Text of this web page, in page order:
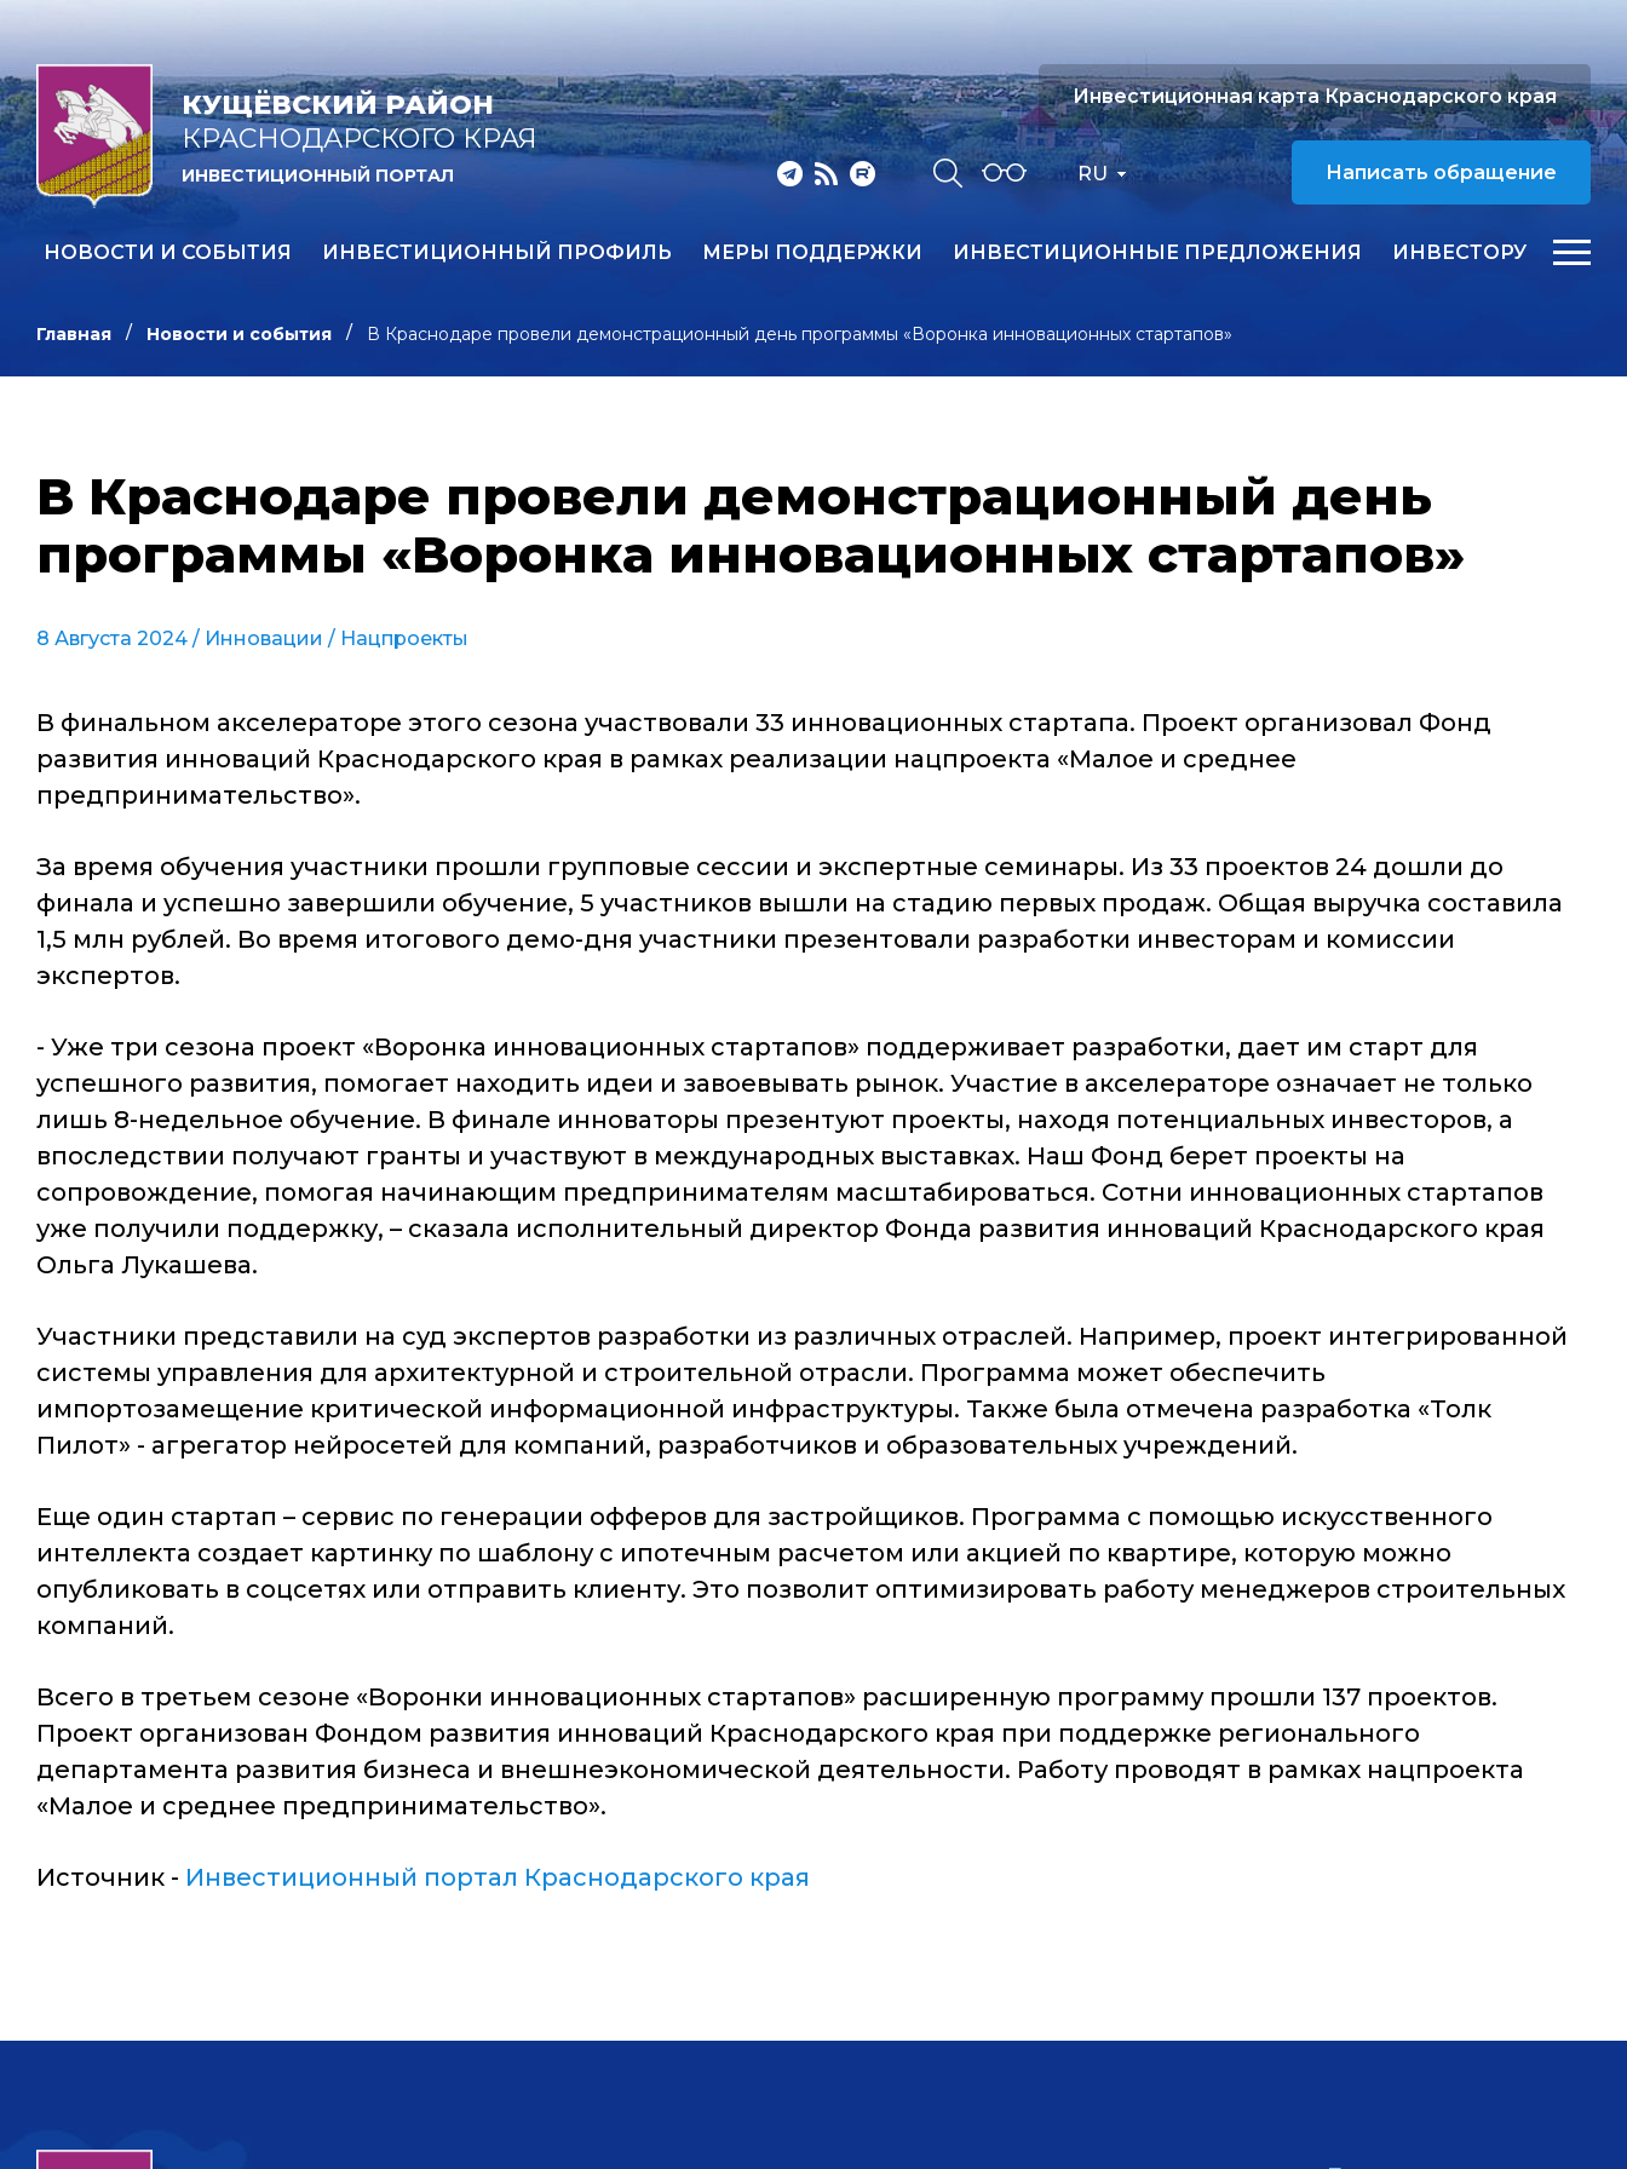
КУЩЁВСКИЙ РАЙОН
КРАСНОДАРСКОГО КРАЯ
ИНВЕСТИЦИОННЫЙ ПОРТАЛ RU
Инвестиционная карта Краснодарского края
Написать обращение
НОВОСТИ И СОБЫТИЯ ИНВЕСТИЦИОННЫЙ ПРОФИЛЬ МЕРЫ ПОДДЕРЖКИ ИНВЕСТИЦИОННЫЕ ПРЕДЛОЖЕНИЯ ИНВЕСТОРУ
Главная Новости и события В Краснодаре провели демонстрационный день программы «Воронка инновационных стартапов»
В Краснодаре провели демонстрационный день
программы «Воронка инновационных стартапов»
8 Августа 2024 / Инновации / Нацпроекты
В финальном акселераторе этого сезона участвовали 33 инновационных стартапа. Проект организовал Фонд
развития инноваций Краснодарского края в рамках реализации нацпроекта «Малое и среднее
предпринимательство».
За время обучения участники прошли групповые сессии и экспертные семинары. Из 33 проектов 24 дошли до
финала и успешно завершили обучение, 5 участников вышли на стадию первых продаж. Общая выручка составила
1,5 млн рублей. Во время итогового демо-дня участники презентовали разработки инвесторам и комиссии
экспертов.
- Уже три сезона проект «Воронка инновационных стартапов» поддерживает разработки, дает им старт для
успешного развития, помогает находить идеи и завоевывать рынок. Участие в акселераторе означает не только
лишь 8-недельное обучение. В финале инноваторы презентуют проекты, находя потенциальных инвесторов, а
впоследствии получают гранты и участвуют в международных выставках. Наш Фонд берет проекты на
сопровождение, помогая начинающим предпринимателям масштабироваться. Сотни инновационных стартапов
уже получили поддержку, – сказала исполнительный директор Фонда развития инноваций Краснодарского края
Ольга Лукашева.
Участники представили на суд экспертов разработки из различных отраслей. Например, проект интегрированной
системы управления для архитектурной и строительной отрасли. Программа может обеспечить
импортозамещение критической информационной инфраструктуры. Также была отмечена разработка «Толк
Пилот» - агрегатор нейросетей для компаний, разработчиков и образовательных учреждений.
Еще один стартап – сервис по генерации офферов для застройщиков. Программа с помощью искусственного
интеллекта создает картинку по шаблону с ипотечным расчетом или акцией по квартире, которую можно
опубликовать в соцсетях или отправить клиенту. Это позволит оптимизировать работу менеджеров строительных
компаний.
Всего в третьем сезоне «Воронки инновационных стартапов» расширенную программу прошли 137 проектов.
Проект организован Фондом развития инноваций Краснодарского края при поддержке регионального
департамента развития бизнеса и внешнеэкономической деятельности. Работу проводят в рамках нацпроекта
«Малое и среднее предпринимательство».
Источник - Инвестиционный портал Краснодарского края